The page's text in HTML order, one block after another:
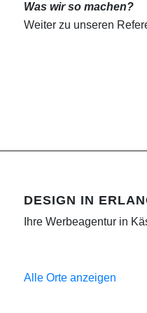
Was wir so machen?
Weiter zu unseren
DESIGN IN
Ihre Werbeagentur in
Alle Orte anzeigen